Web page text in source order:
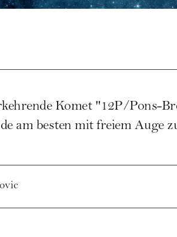
Komet "12P/Pons-
am besten mit freiem Auge